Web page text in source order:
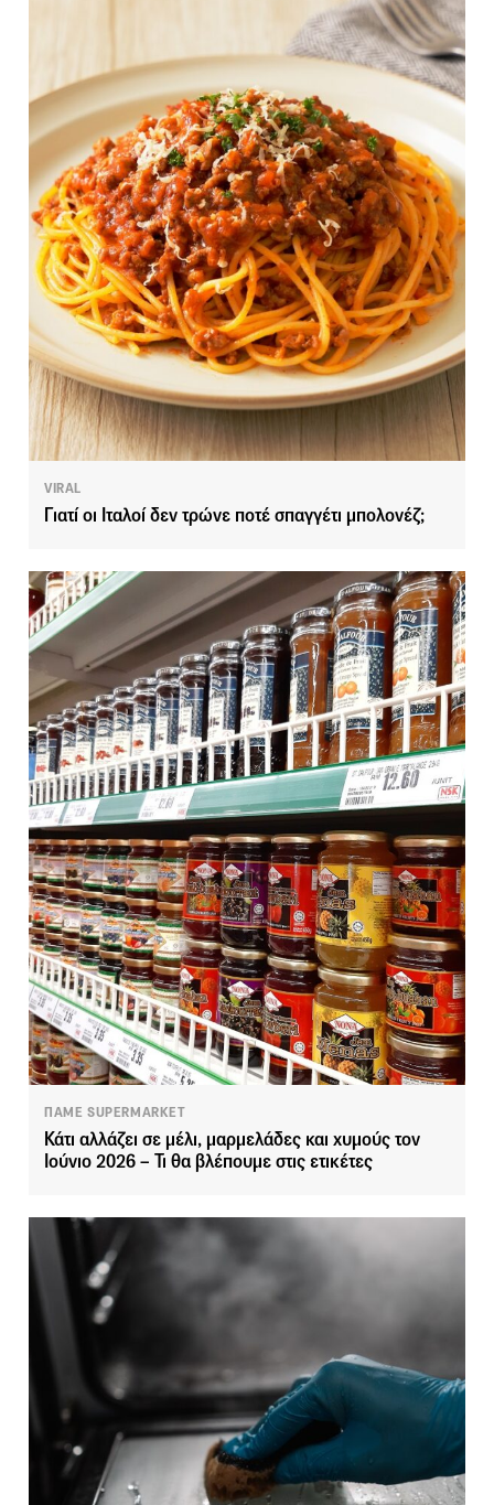
VIRAL
Γιατί οι Ιταλοί δεν τρώνε ποτέ σπαγγέτι μπολονέζ;
ΠΑΜΕ SUPERMARKET
Κάτι αλλάζει σε μέλι, μαρμελάδες και χυμούς τον
Ιούνιο 2026 – Τι θα βλέπουμε στις ετικέτες